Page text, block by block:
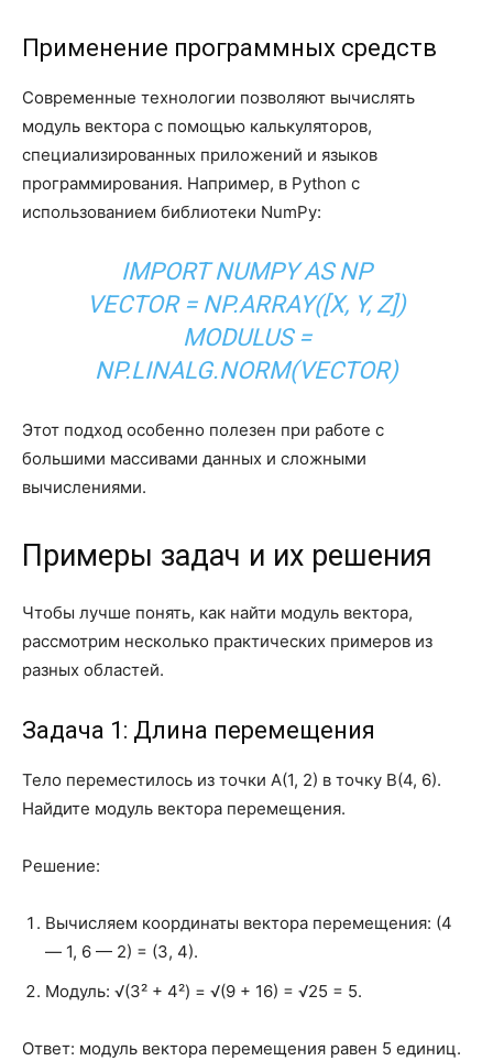
Применение программных средств
Современные технологии позволяют вычислять
модуль вектора с помощью калькуляторов,
специализированных приложений и языков
программирования. Например, в Python с
использованием библиотеки NumPy:
IMPORT NUMPY AS NP
VECTOR = NP.ARRAY([X, Y, Z])
MODULUS =
NP.LINALG.NORM(VECTOR)
Этот подход особенно полезен при работе с
большими массивами данных и сложными
вычислениями.
Примеры задач и их решения
Чтобы лучше понять, как найти модуль вектора,
рассмотрим несколько практических примеров из
разных областей.
Задача 1: Длина перемещения
Тело переместилось из точки A(1, 2) в точку B(4, 6).
Найдите модуль вектора перемещения.
Решение:
Вычисляем координаты вектора перемещения: (4
— 1, 6 — 2) = (3, 4).
Модуль: √(3² + 4²) = √(9 + 16) = √25 = 5.
Ответ: модуль вектора перемещения равен 5 единиц.